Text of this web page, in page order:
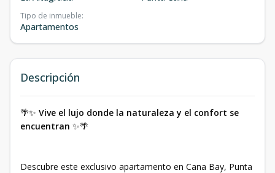
Tipo de inmueble:
Apartamentos
Descripción
🌴✨ Vive el lujo donde la naturaleza y el confort se
encuentran ✨🌴
Descubre este exclusivo apartamento en Cana Bay, Punta